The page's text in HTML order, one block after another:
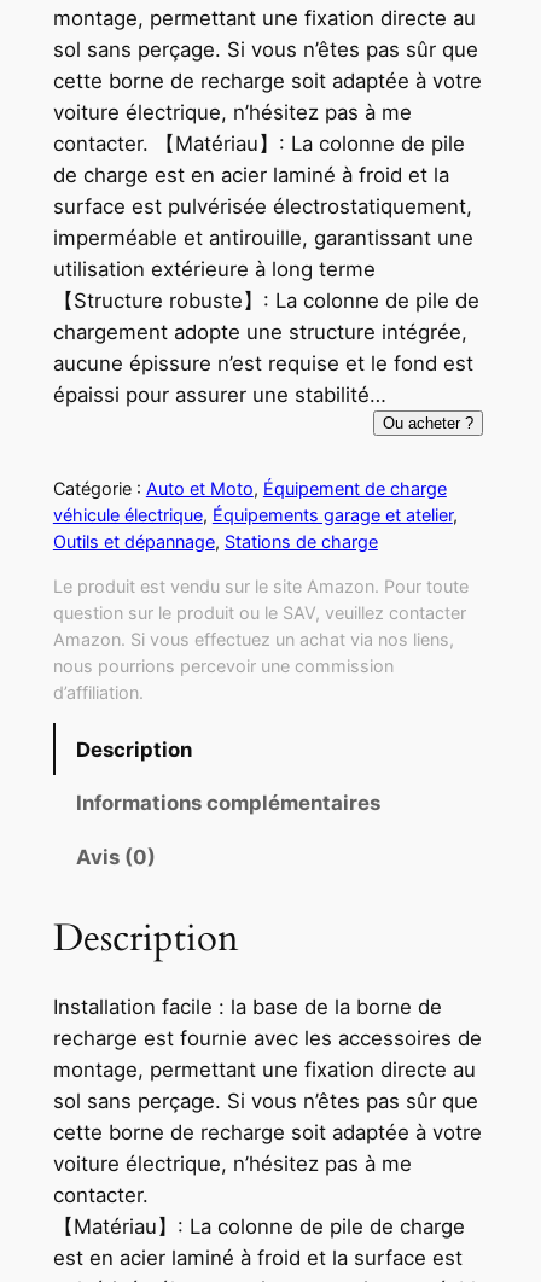
montage, permettant une fixation directe au
sol sans perçage. Si vous n’êtes pas sûr que
cette borne de recharge soit adaptée à votre
voiture électrique, n’hésitez pas à me
contacter. 【Matériau】: La colonne de pile
de charge est en acier laminé à froid et la
surface est pulvérisée électrostatiquement,
imperméable et antirouille, garantissant une
utilisation extérieure à long terme
【Structure robuste】: La colonne de pile de
chargement adopte une structure intégrée,
aucune épissure n’est requise et le fond est
épaissi pour assurer une stabilité…
Ou acheter ?
Catégorie : Auto et Moto, Équipement de charge
véhicule électrique, Équipements garage et atelier
Outils et dépannage, Stations de charge
Le produit est vendu sur le site Amazon. Pour toute
question sur le produit ou le SAV, veuillez contacter
Amazon. Si vous effectuez un achat via nos liens,
nous pourrions percevoir une commission
d’affiliation.
Description
Informations complémentaires
Avis (0)
Description
Installation facile : la base de la borne de
recharge est fournie avec les accessoires de
montage, permettant une fixation directe au
sol sans perçage. Si vous n’êtes pas sûr que
cette borne de recharge soit adaptée à votre
voiture électrique, n’hésitez pas à me
contacter.
【Matériau】: La colonne de pile de charge
est en acier laminé à froid et la surface est